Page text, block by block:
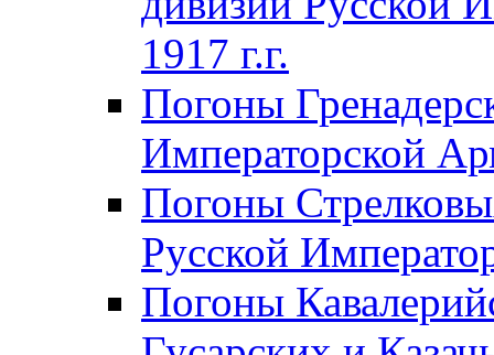
1917 г.г.
Погоны
Императорской
Погоны
Русской
Погоны